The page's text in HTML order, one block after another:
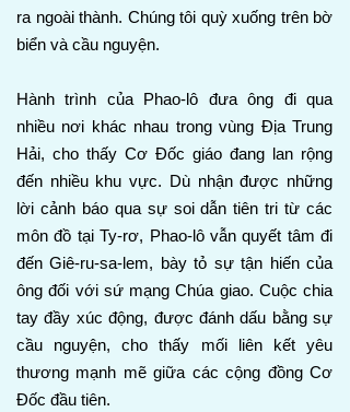
ra ngoài thành. Chúng tôi quỳ xuống trên bờ
biển và cầu nguyện.
Hành trình của Phao-lô đưa ông đi qua
nhiều nơi khác nhau trong vùng Địa Trung
Hải, cho thấy Cơ Đốc giáo đang lan rộng
đến nhiều khu vực. Dù nhận được những
lời cảnh báo qua sự soi dẫn tiên tri từ các
môn đồ tại Ty-rơ, Phao-lô vẫn quyết tâm đi
đến Giê-ru-sa-lem, bày tỏ sự tận hiến của
ông đối với sứ mạng Chúa giao. Cuộc chia
tay đầy xúc động, được đánh dấu bằng sự
cầu nguyện, cho thấy mối liên kết yêu
thương mạnh mẽ giữa các cộng đồng Cơ
Đốc đầu tiên.